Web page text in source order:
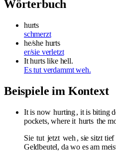
Wörterbuch
hurts
schmerzt
he/she hurts
er/sie verletzt
It hurts like hell.
Es tut verdammt weh.
Beispiele im Kontext
It is now hurting, it is biting
pockets, where it hurts the
Sie tut jetzt weh , sie sitzt
Geldbeutel, da wo es am